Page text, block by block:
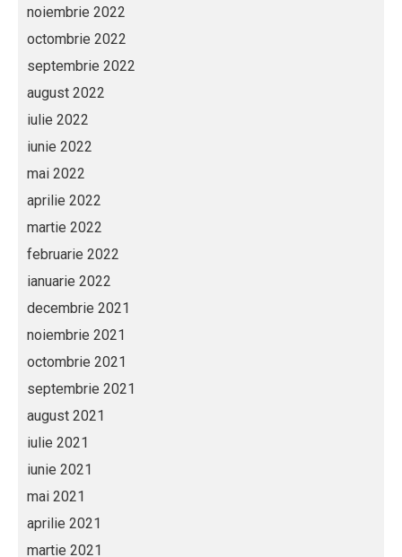
noiembrie 2022
octombrie 2022
septembrie 2022
august 2022
iulie 2022
iunie 2022
mai 2022
aprilie 2022
martie 2022
februarie 2022
ianuarie 2022
decembrie 2021
noiembrie 2021
octombrie 2021
septembrie 2021
august 2021
iulie 2021
iunie 2021
mai 2021
aprilie 2021
martie 2021